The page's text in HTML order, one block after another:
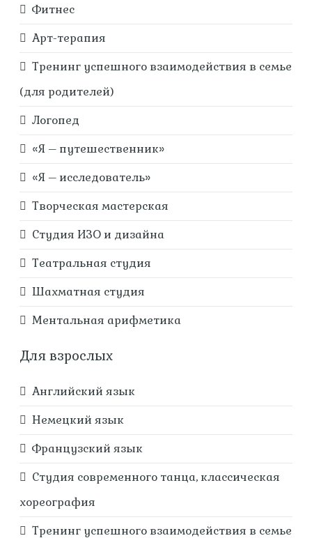
Фитнес
Арт-терапия
Тренинг успешного взаимодействия в семье
(для родителей)
Логопед
«Я – путешественник»
«Я – исследователь»
Творческая мастерская
Студия ИЗО и дизайна
Театральная студия
Шахматная студия
Ментальная арифметика
Для взрослых
Английский язык
Немецкий язык
Французский язык
Студия современного танца, классическая
хореография
Тренинг успешного взаимодействия в семье